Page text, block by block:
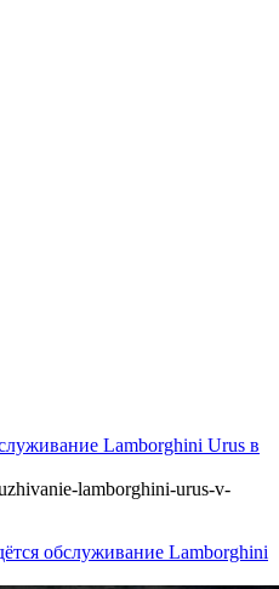
Lamborghini Urus в
lamborghini-urus-v-
обслуживание Lamborghini